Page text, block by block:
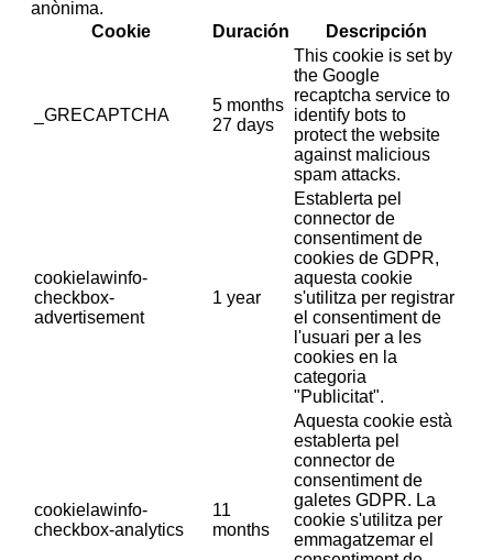
anònima.
Cookie
Duración Descripción
_GRECAPTCHA
5 months
27 days
This cookie is set by
the Google
recaptcha service to
identify bots to
protect the website
against malicious
spam attacks.
cookielawinfo-
checkbox-
advertisement
1 year
Establerta pel
connector de
consentiment de
cookies de GDPR,
aquesta cookie
s'utilitza per registrar
el consentiment de
l'usuari per a les
cookies en la
categoria
"Publicitat".
cookielawinfo-
checkbox-analytics
11
months
Aquesta cookie està
establerta pel
connector de
consentiment de
galetes GDPR. La
cookie s'utilitza per
emmagatzemar el